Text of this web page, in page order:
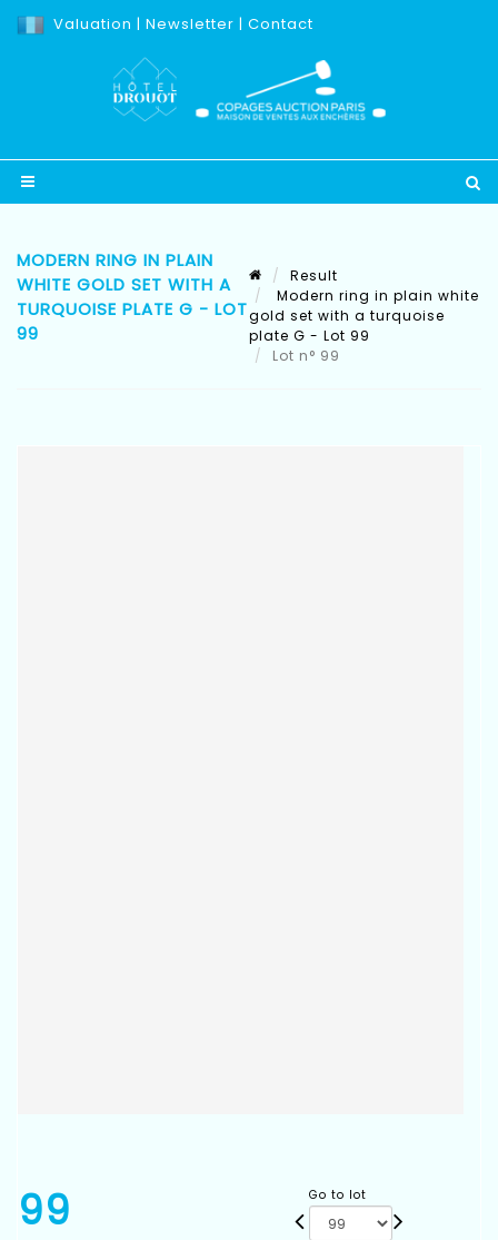
Valuation | Newsletter | Contact
MODERN RING IN PLAIN
WHITE GOLD SET WITH A
TURQUOISE PLATE G - LOT
99
Result
Modern ring in plain white
gold set with a turquoise
plate G - Lot 99
Lot n° 99
99 Go to lot